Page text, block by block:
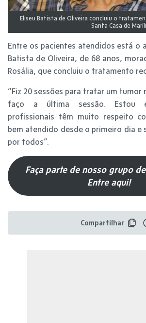
Eliseu Batista de Oliveira concluiu o
Santa Casa de
Entre os pacientes atendidos está o
Batista de Oliveira, de 68 anos,
Rosália, que concluiu o tratamento
“Fiz 20 sessões para tratar um tumor
faço a última sessão. Estou
profissionais têm muito respeito
bem atendido desde o primeiro dia e
por todos”.
Faça parte de nosso grupo
Entre aqui!
Compartilhar